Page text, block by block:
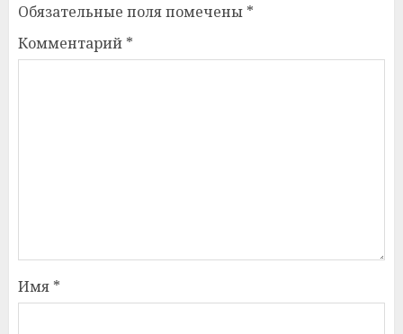
Обязательные поля помечены *
Комментарий *
Имя *